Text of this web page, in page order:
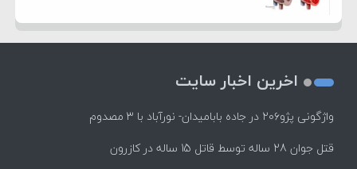
اخرین اخبار سایت
واژگونی پژو۲۰۶ در جاده بابامیدان- نورآباد با ۳ مصدوم
قتل جوان 28 ساله توسط قاتل 15 ساله در کازرون